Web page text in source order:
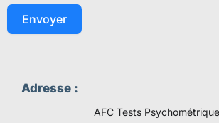
Envoyer
Adresse :
AFC Tests